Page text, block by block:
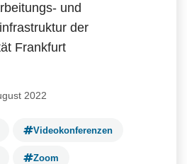
und
der
Frankfurt
2022
Videokonferenzen
Zoom